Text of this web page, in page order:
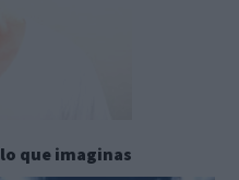
que imaginas